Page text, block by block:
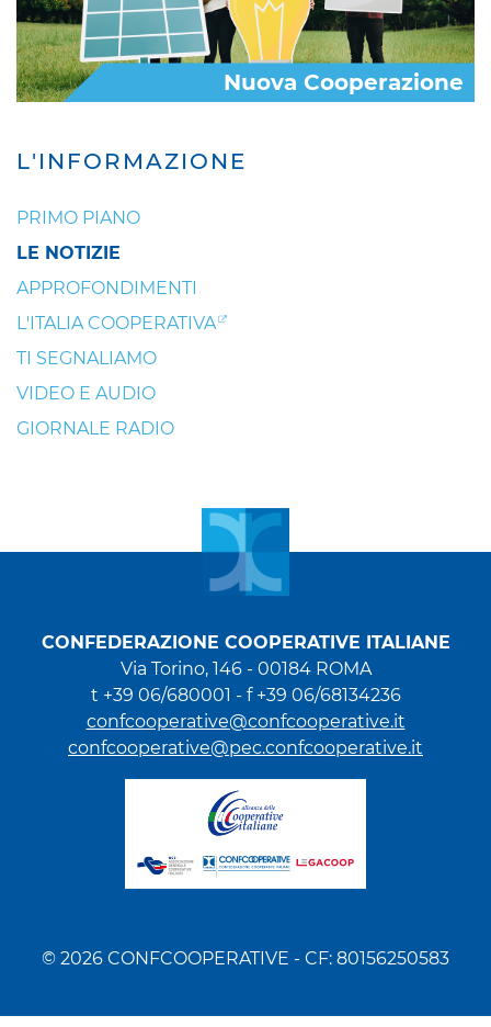
L'INFORMAZIONE
PRIMO PIANO
LE NOTIZIE
APPROFONDIMENTI
L'ITALIA COOPERATIVA
TI SEGNALIAMO
VIDEO E AUDIO
GIORNALE RADIO
Nuova Cooperazione
CONFEDERAZIONE COOPERATIVE ITALIANE
Via Torino, 146 - 00184 ROMA
t +39 06/680001 - f +39 06/68134236
confcooperative@confcooperative.it
confcooperative@pec.confcooperative.it
© 2026 CONFCOOPERATIVE - CF: 80156250583